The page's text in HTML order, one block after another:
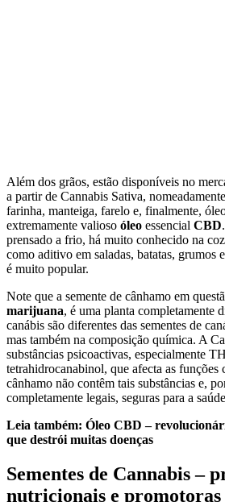
Além dos grãos, estão disponíveis no
a partir de Cannabis Sativa,
farinha, manteiga, farelo e, finalmente,
extremamente valioso óleo essencial CBD
prensado a frio, há muito conhecido na
como aditivo em saladas, batatas, grumos
é muito popular.
Note que a semente de cânhamo em
marijuana, é uma planta completamente
canábis são diferentes das sementes de
mas também na composição química. A
substâncias psicoactivas, especialmente
tetrahidrocanabinol, que afecta as funções
cânhamo não contêm tais substâncias e,
completamente legais, seguras para a
Leia também: Óleo CBD –
que destrói muitas doenças
Sementes de Cannabis –
nutricionais e promotoras